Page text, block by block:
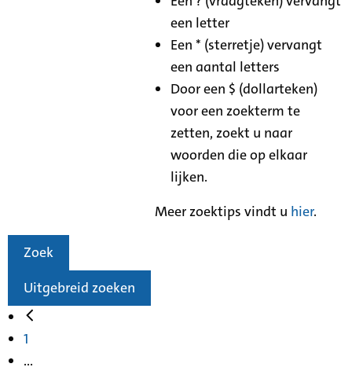
een letter
Een * (sterretje) vervangt
een aantal letters
Door een $ (dollarteken)
voor een zoekterm te
zetten, zoekt u naar
woorden die op elkaar
lijken.
Meer zoektips vindt u hier.
Zoek
Uitgebreid zoeken
1
...